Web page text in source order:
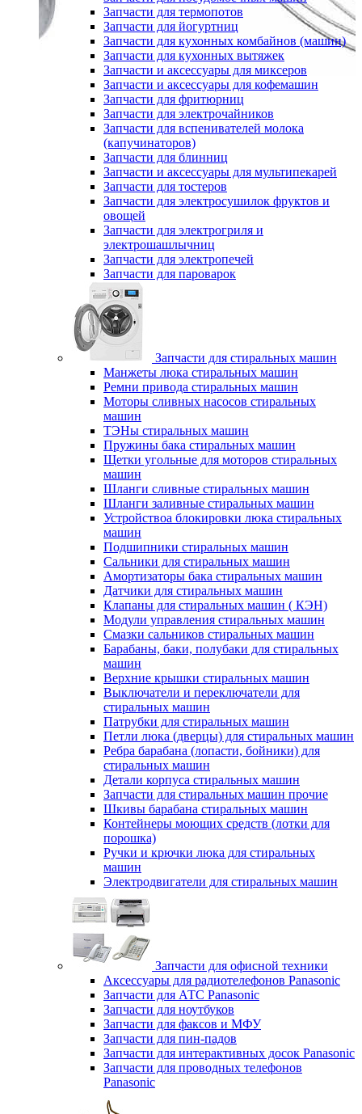
Запчасти для термопотов
Запчасти для йогуртниц
Запчасти для кухонных комбайнов (машин)
Запчасти для кухонных вытяжек
Запчасти и аксессуары для миксеров
Запчасти и аксессуары для кофемашин
Запчасти для фритюрниц
Запчасти для электрочайников
Запчасти для вспенивателей молока
(капучинаторов)
Запчасти для блинниц
Запчасти и аксессуары для мультипекарей
Запчасти для тостеров
Запчасти для электросушилок фруктов и
овощей
Запчасти для электрогриля и
электрошашлычниц
Запчасти для электропечей
Запчасти для пароварок
Запчасти для стиральных машин
Манжеты люка стиральных машин
Ремни привода стиральных машин
Моторы сливных насосов стиральных
машин
ТЭНы стиральных машин
Пружины бака стиральных машин
Щетки угольные для моторов стиральных
машин
Шланги сливные стиральных машин
Шланги заливные стиральных машин
Устройствоа блокировки люка стиральных
машин
Подшипники стиральных машин
Сальники для стиральных машин
Амортизаторы бака стиральных машин
Датчики для стиральных машин
Клапаны для стиральных машин ( КЭН)
Модули управления стиральных машин
Смазки сальников стиральных машин
Барабаны, баки, полубаки для стиральных
машин
Верхние крышки стиральных машин
Выключатели и переключатели для
стиральных машин
Патрубки для стиральных машин
Петли люка (дверцы) для стиральных машин
Ребра барабана (лопасти, бойники) для
стиральных машин
Детали корпуса стиральных машин
Запчасти для стиральных машин прочие
Шкивы барабана стиральных машин
Контейнеры моющих средств (лотки для
порошка)
Ручки и крючки люка для стиральных
машин
Электродвигатели для стиральных машин
Запчасти для офисной техники
Аксессуары для радиотелефонов Panasonic
Запчасти для АТС Panasonic
Запчасти для ноутбуков
Запчасти для факсов и МФУ
Запчасти для пин-падов
Запчасти для интерактивных досок Panasonic
Запчасти для проводных телефонов
Panasonic